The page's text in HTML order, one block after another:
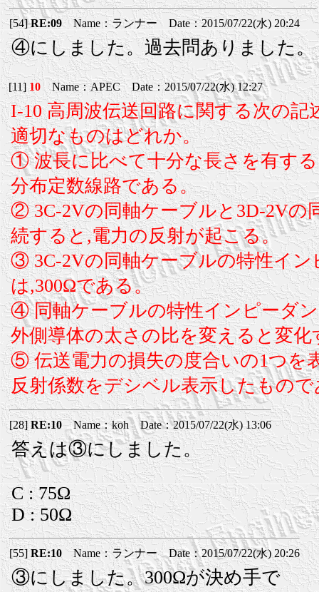
[54]RE:09Name：ランナー Date：2015/07/22(水) 20:24
④にしました。過去問ありました。
[11]10Name：APEC Date：2015/07/22(水) 12:27
I-10 高周波伝送回路に関する次の記
適切なものはどれか。
① 波長に比べて十分な長さを有す
分布定数線路である。
② 3C-2Vの同軸ケーブルと3D-2Vの
続すると,電力の反射が起こる。
③ 3C-2Vの同軸ケーブルの特性イン
は,300Ωである。
④ 同軸ケーブルの特性インピーダ
外側導体の太さの比を変えると変化
⑤ 伝送電力の損失の度合いの1つを
反射係数をデシベル表示したもので
[28]RE:10 Name：koh Date：2015/07/22(水) 13:06
答えは③にしました。
C : 75Ω
D : 50Ω
[55]RE:10 Name：ランナー Date：2015/07/22(水) 20:26
③にしました。300Ωが決め手で